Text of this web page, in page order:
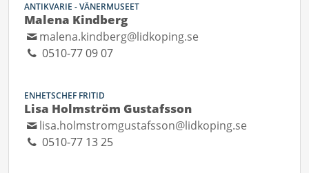
ANTIKVARIE - VÄNERMUSEET
Malena Kindberg
malena.kindberg@lidkoping.se
0510-77 09 07
ENHETSCHEF FRITID
Lisa Holmström Gustafsson
lisa.holmstromgustafsson@lidkoping.se
0510-77 13 25